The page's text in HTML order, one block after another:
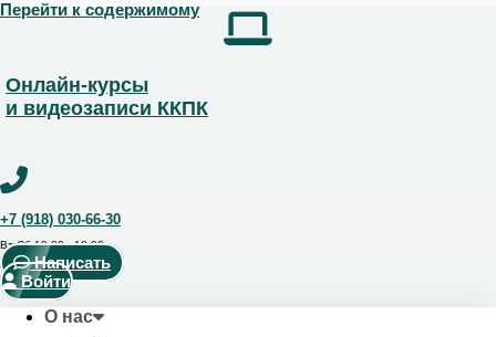
Позвоните чтобы получить курс со скидкой
Перейти к содержимому
Онлайн-курсы
и видеозаписи ККПК
+7 (918) 030-66-30
Вт-Сб 10:00 - 18:00
Написать
Войти
О нас